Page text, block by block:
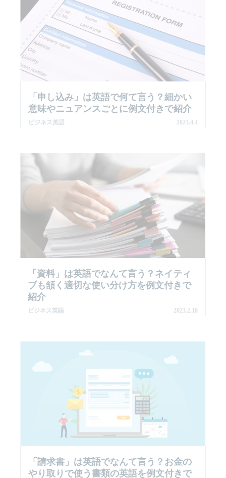
「申し込み」は英語で何て言う？細かい
意味やニュアンスごとに例文付きで紹介
ビジネス英語 2023.4.4
「資料」は英語でなんて言う？ネイティ
ブも頷く適切な使い分け方を例文付きで
紹介
ビジネス英語 2023.2.18
「請求書」は英語でなんて言う？お金の
やり取りで使う書類の英語を例文付きで